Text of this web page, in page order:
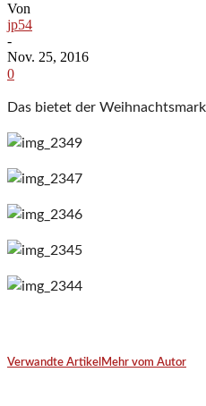
Von
jp54
-
Nov. 25, 2016
0
Das bietet der
Verwandte Artikel Mehr vom Autor